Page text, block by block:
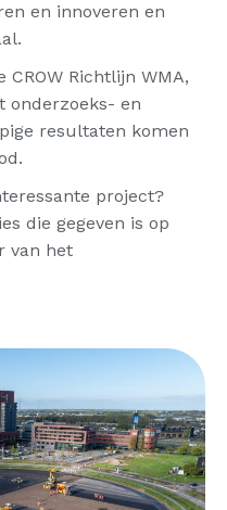
en innoveren en
Richtlijn WMA,
onderzoeks- en
resultaten komen
project?
die gegeven is op
van het